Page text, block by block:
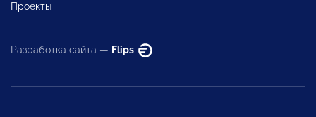
Проекты
Разработка сайта — Flips